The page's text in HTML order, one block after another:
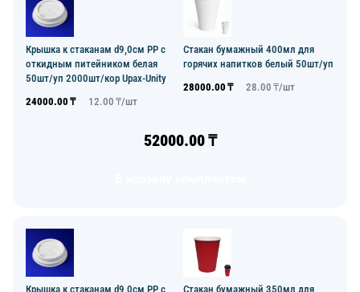
Крышка к стаканам d9,0см PP с
откидным питейником белая
50шт/уп 2000шт/кор Upax-Unity
24000.00 ₸ 12.00 ₸/шт
Стакан бумажный 400мл для
горячих напитков белый 50шт/уп
28000.00 ₸ 28.00 ₸/шт
52000.00₸
Крышка к стаканам d9,0см PP с Стакан бумажный 350мл для